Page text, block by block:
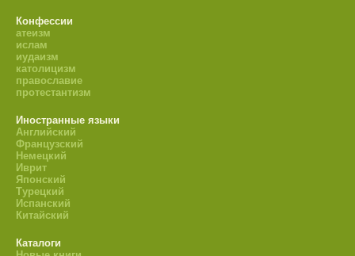
Конфессии
атеизм
ислам
иудаизм
католицизм
православие
протестантизм
Иностранные языки
Английский
Французский
Немецкий
Иврит
Японский
Турецкий
Испанский
Китайский
Каталоги